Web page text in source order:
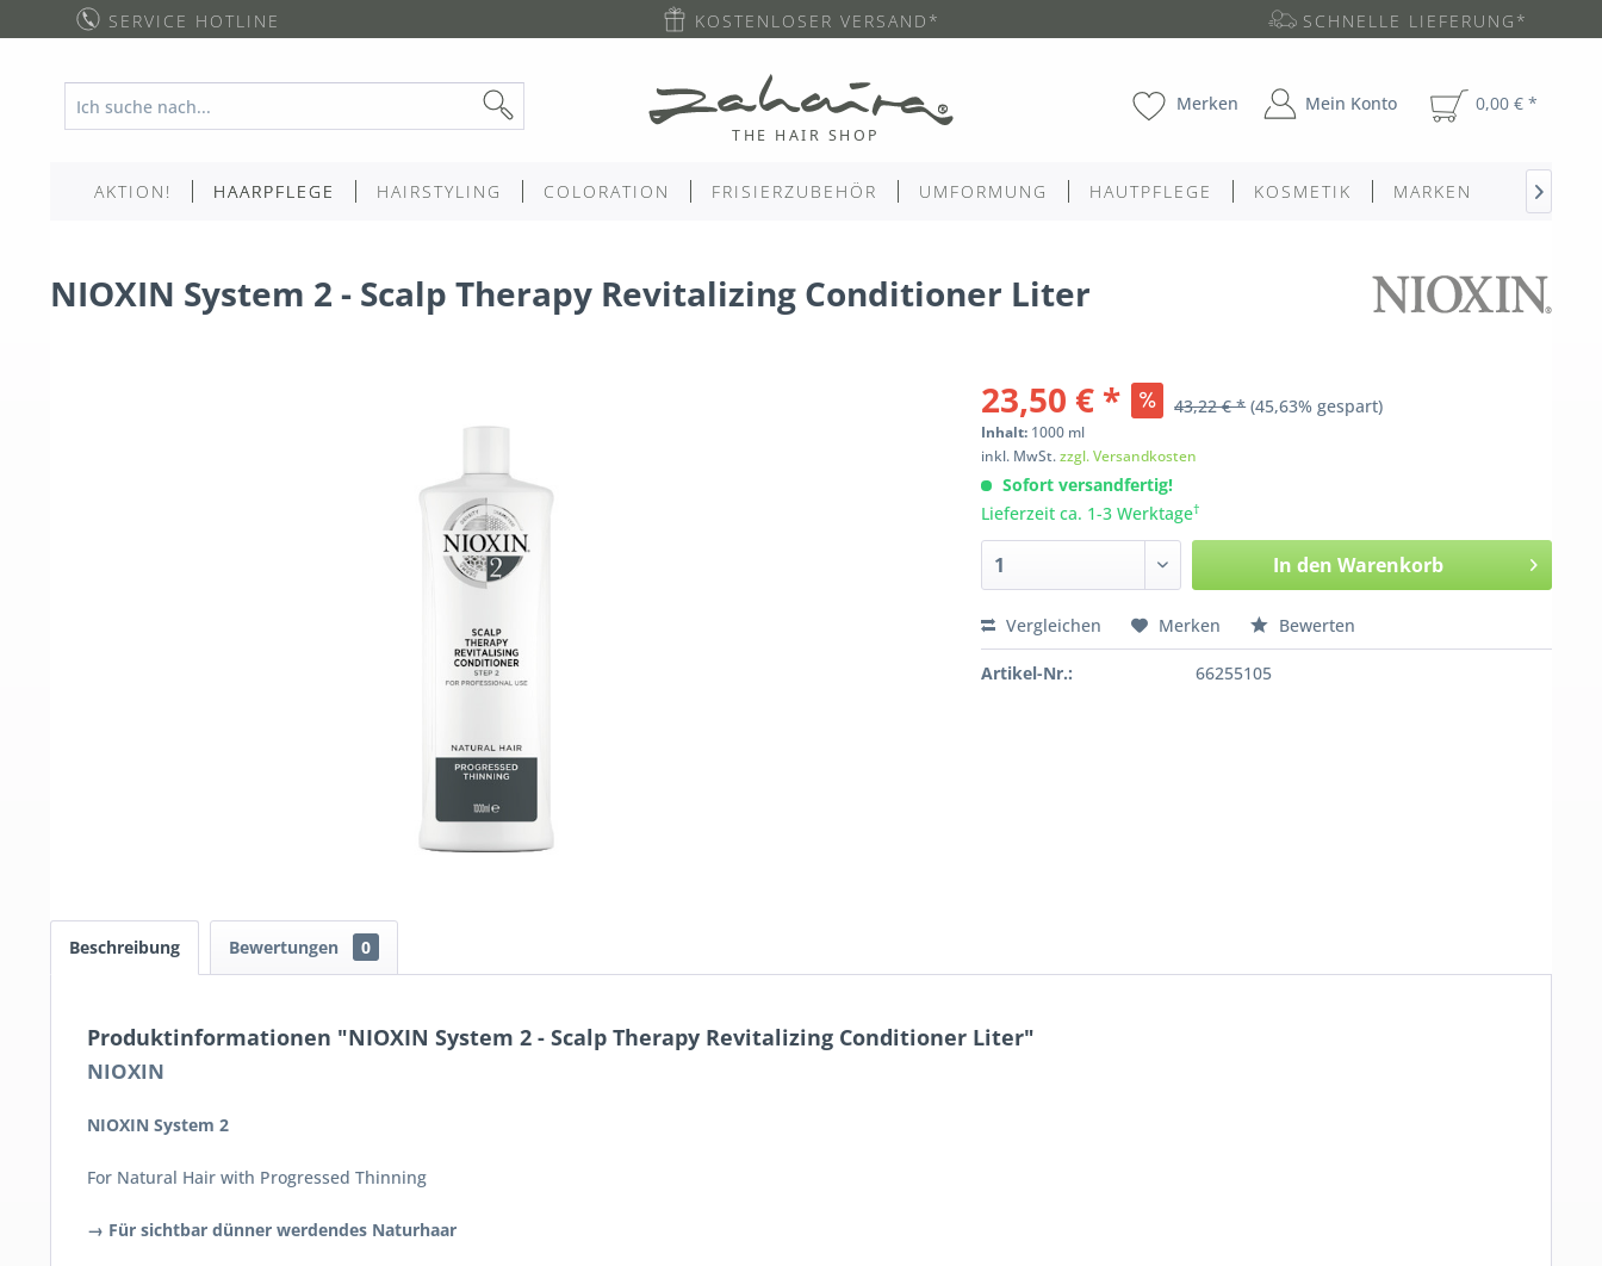
SERVICE HOTLINE KOSTENLOSER VERSAND* SCHNELLE LIEFERUNG*
Merken Mein Konto 0,00 € *
AKTION! HAARPFLEGE HAIRSTYLING COLORATION FRISIERZUBEHÖR UMFORMUNG HAUTPFLEGE KOSMETIK MARKEN 
NIOXIN System 2 - Scalp Therapy Revitalizing Conditioner Liter
23,50 € * 43,22 € * (45,63% gespart)
Inhalt: 1000 ml
inkl. MwSt.zzgl. Versandkosten
Sofort versandfertig!
Lieferzeit ca. 1-3 Werktage†
In den Warenkorb
Vergleichen Merken Bewerten
Artikel-Nr.: 66255105
Beschreibung Bewertungen 0
Produktinformationen "NIOXIN System 2 - Scalp Therapy Revitalizing Conditioner Liter"
NIOXIN
NIOXIN System 2
For Natural Hair with Progressed Thinning
→ Für sichtbar dünner werdendes Naturhaar